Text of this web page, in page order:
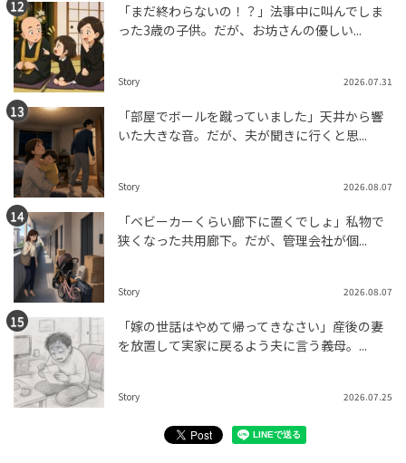
「まだ終わらないの！？」法事中に叫んでしま
った3歳の子供。だが、お坊さんの優しい...
Story 2026.07.31
「部屋でボールを蹴っていました」天井から響
いた大きな音。だが、夫が聞きに行くと思...
Story 2026.08.07
「ベビーカーくらい廊下に置くでしょ」私物で
狭くなった共用廊下。だが、管理会社が個...
Story 2026.08.07
「嫁の世話はやめて帰ってきなさい」産後の妻
を放置して実家に戻るよう夫に言う義母。...
Story 2026.07.25